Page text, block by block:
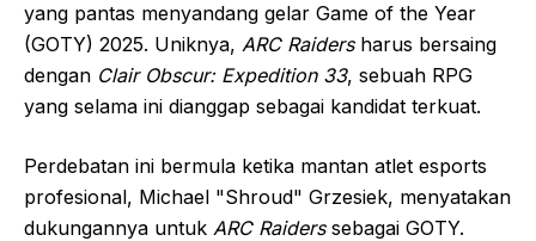
yang pantas menyandang gelar Game of the Year
(GOTY) 2025. Uniknya, ARC Raidersharus bersaing
dengan Clair Obscur: Expedition 33, sebuah RPG
yang selama ini dianggap sebagai kandidat terkuat.
Perdebatan ini bermula ketika mantan atlet esports
profesional, Michael "Shroud" Grzesiek, menyatakan
dukungannya untuk ARC Raiderssebagai GOTY.